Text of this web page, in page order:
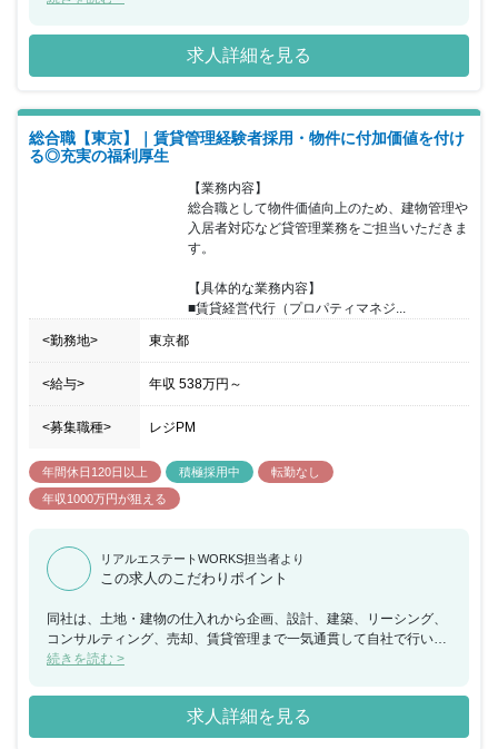
ります。今回、同社の賃貸アパートメントおよび賃貸マンションで
ある『MIJAS（ミハス）』『ELFARO（エルファーロ）』等の投資
用不動産の賃貸管理業務をお任せできる方を募集することとなりま
ァーロ)」は外観・住戸構成・設備仕様において差別化を図り、アパ
ートメント経営を同社グループとしてワンストップでサポートする
ことで、高品質・高稼働率の維持に努め、収益性の高い投資用不動
産商品として高評価を得ております。賃貸管理は、それを支える重
要な役割となります。配属先の部署は、部長1名、課長1名、主任2
名、メンバー4名で構成されておりコミュニケーションの取りやす
い環境です。「MIJAS（ミハス）／ELFARO(エルファーロ)」の自
社ブランドのさらなる拡大に向け賃貸管理部門でご活躍いただける
残業時間が30時間程度と比較的短くなっております。また、休日体
制も年間休日127日、基本土日祝休み(交代制で出勤日もございます
が代休を取得していただきます）、転勤もございません。
求人詳細を見る
総合職【東京】｜賃貸管理経験者採用・物件に付加価値を付け
る◎充実の福利厚生
【業務内容】
総合職として物件価値向上のため、建物管理や
入居者対応など貸管理業務をご担当いただきま
す。
【具体的な業務内容】
■賃貸経営代行（プロパティマネジ...
<勤務地> 東京都
<給与> 年収 538万円 ～
<募集職種> レジPM
年間休日120日以上 積極採用中
転勤なし
年収1000万円が狙える
リアルエステートWORKS担当者より
この求人のこだわりポイント
同社は、土地・建物の仕入れから企画、設計、建築、リーシング、
コンサルティング、売却、賃貸管理まで一気通貫して自社で行い、
「オーナー様の利益の最大化」を全部門が一貫して追求していま
にスピードアップをして成長し業界に風穴を開けて邁進してきまし
た。さらに同社が目指すのは業界No1。2031年の売上1000億円
超、経常利益100億円超を目指しています。 今回、建物管理や入居
続きを読む >
求人詳細を見る